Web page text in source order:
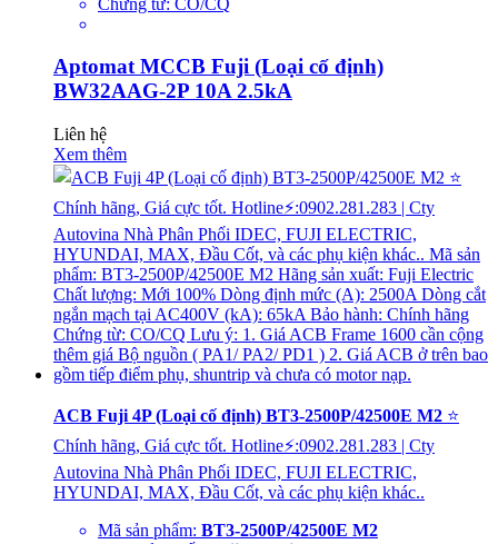
Aptomat MCCB Fuji (Loại cố định)
BW32AAG-2P 10A 2.5kA
Liên hệ
Xem thêm
ACB Fuji 4P (Loại cố định) BT3-2500P/42500E M2 ⭐
Chính hãng, Giá cực tốt. Hotline⚡:0902.281.283 | Cty
Autovina Nhà Phân Phối IDEC, FUJI ELECTRIC,
HYUNDAI, MAX, Đầu Cốt, và các phụ kiện khác..
Mã sản phẩm: BT3-2500P/42500E M2